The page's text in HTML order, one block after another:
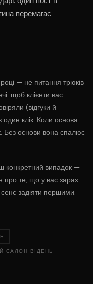
перемагає
— не питання трюків
щоб клієнти вас
(відгуки й
клік. Коли основа
Без основи вона спалює
конкретний випадок —
про те, що у вас зараз
сенс задіяти першими.
САЛОН ВІДЕНЬ